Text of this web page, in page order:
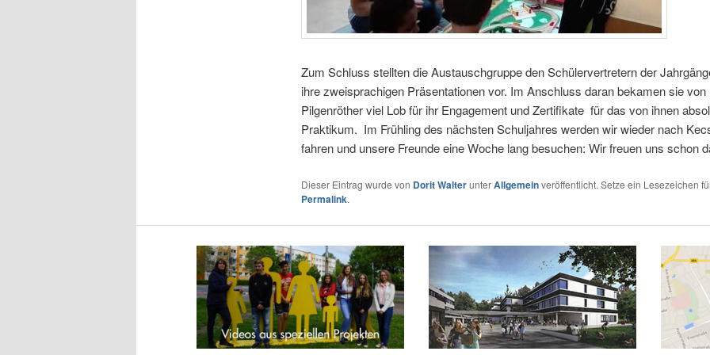
Zum Schluss stellten die Austauschgruppe den Schülervertretern der
ihre zweisprachigen Präsentationen vor. Im Anschluss daran bekamen sie von
Pilgenröther viel Lob für ihr Engagement und Zertifikate für das von ihnen
Praktikum. Im Frühling des nächsten Schuljahres werden wir wieder nach
fahren und unsere Freunde eine Woche lang besuchen: Wir freuen uns schon
Dieser Eintrag wurde von Dorit WalterunterAllgemeinveröffentlicht. Setze ein Lesezeichen
Permalink.